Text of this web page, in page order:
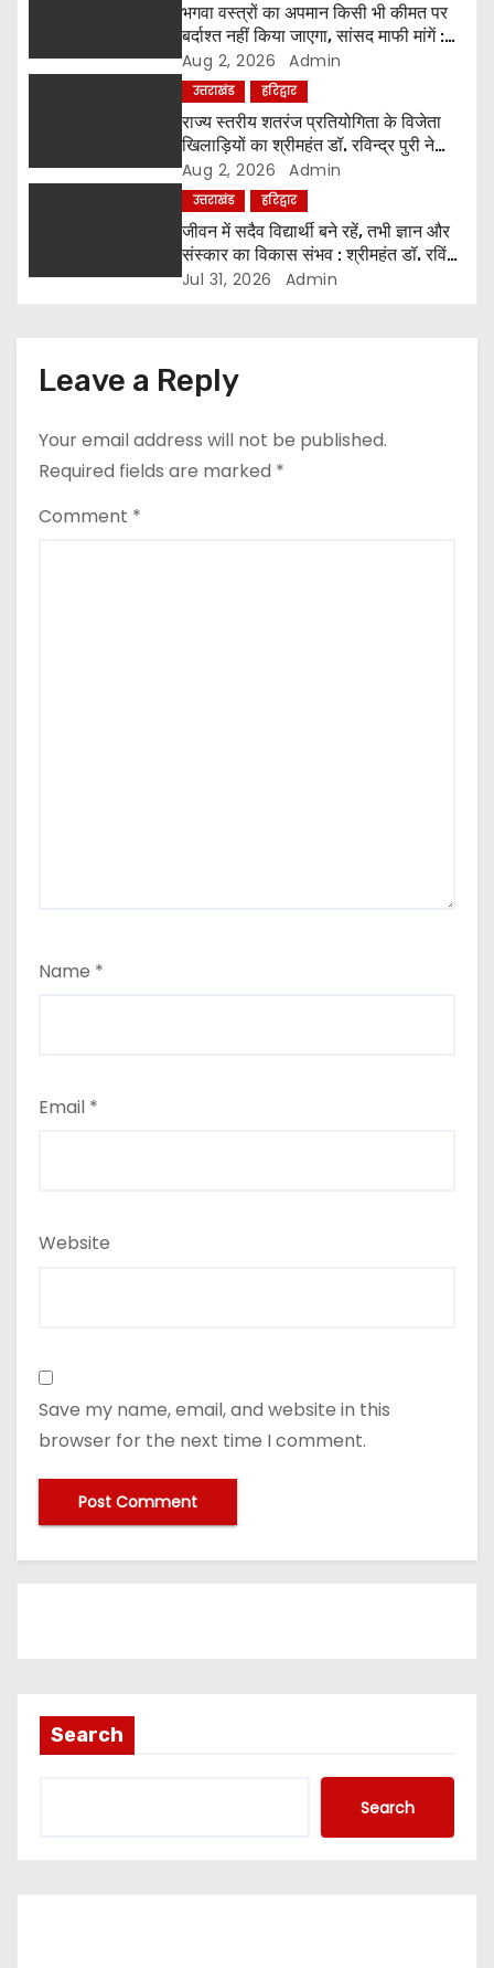
t
o
भगवा वस्त्रों का अपमान किसी भी कीमत पर
बर्दाश्त नहीं किया जाएगा, सांसद माफी मांगें :
श्रीमहंत डॉ. रविंद्र पुरी महाराज
Aug 2, 2026 Admin
उत्तराखंड हरिद्वार
राज्य स्तरीय शतरंज प्रतियोगिता के विजेता
खिलाड़ियों का श्रीमहंत डॉ. रविन्द्र पुरी ने
किया सम्मान
Aug 2, 2026 Admin
उत्तराखंड हरिद्वार
जीवन में सदैव विद्यार्थी बने रहें, तभी ज्ञान और
संस्कार का विकास संभव : श्रीमहंत डॉ. रविंद्र
पुरी
Jul 31, 2026 Admin
Leave a Reply
Your email address will not be published.
Required fields are marked *
Comment *
Name *
Email *
Website
Save my name, email, and website in this
browser for the next time I comment.
Search
Search